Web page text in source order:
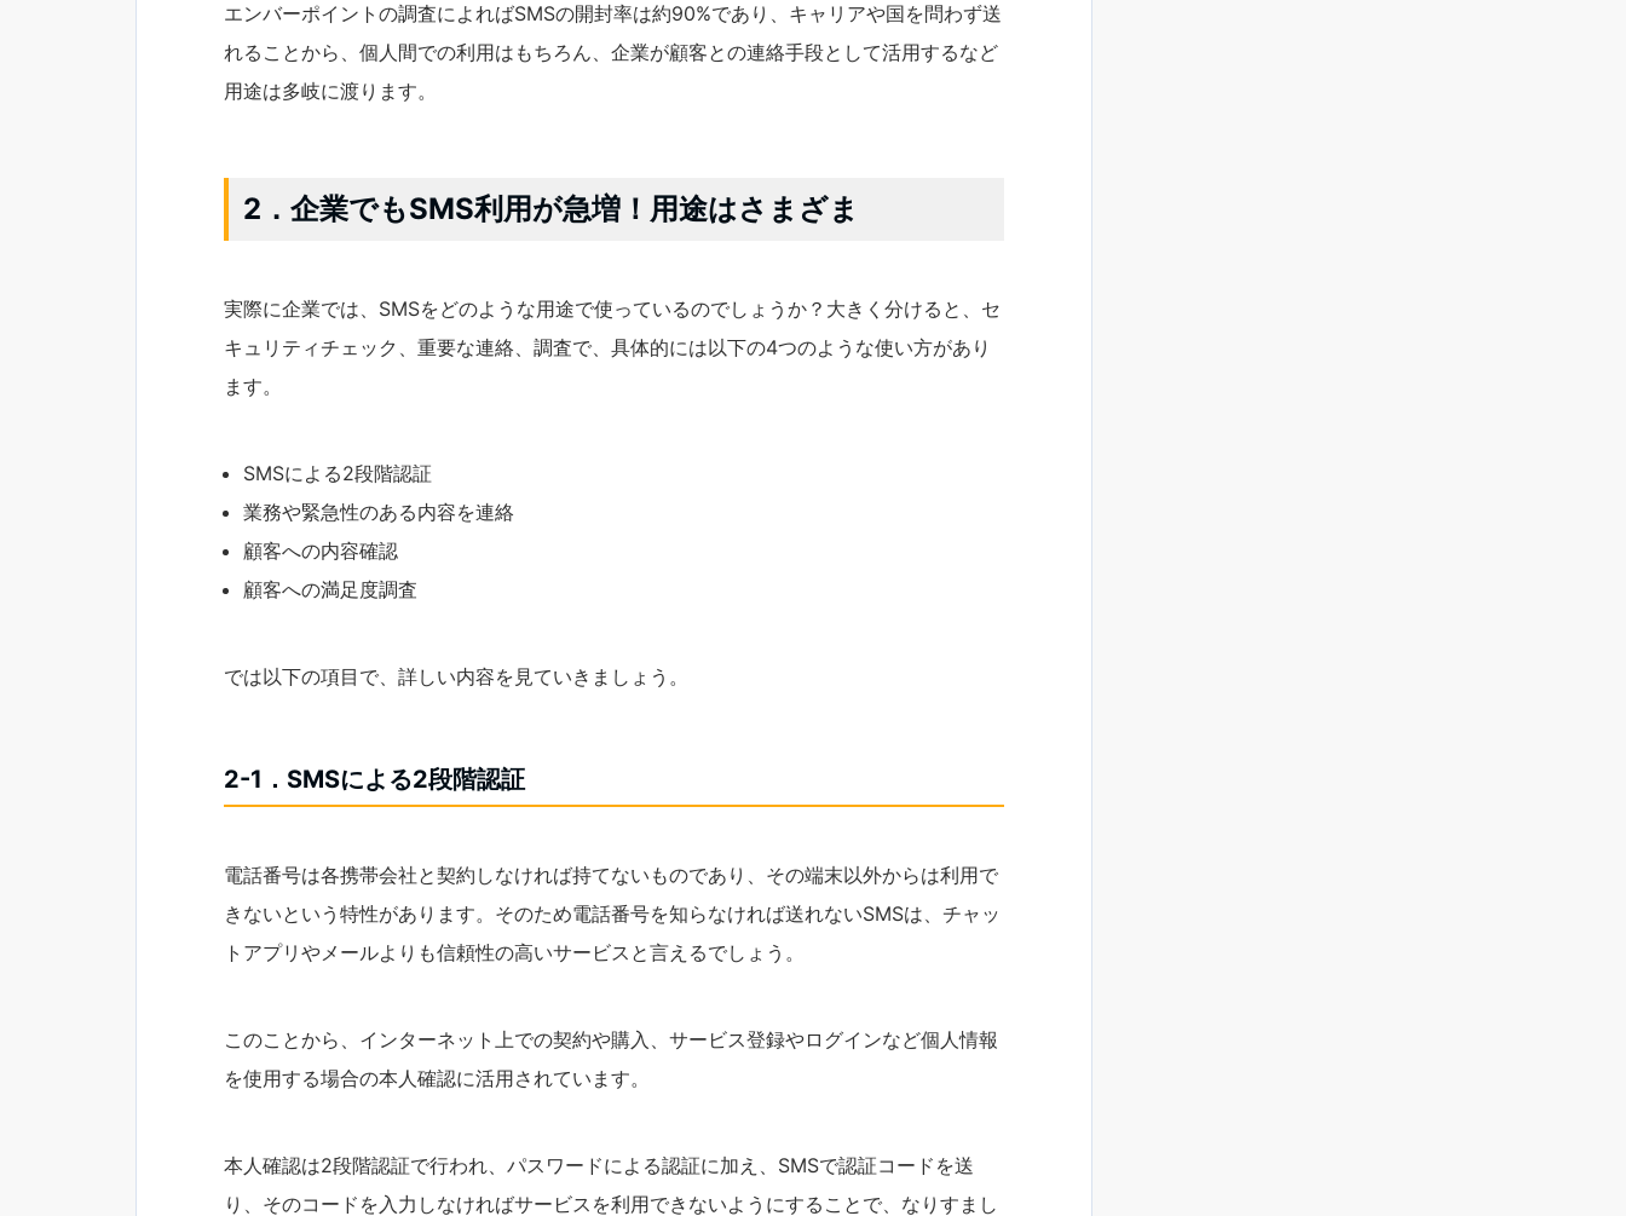
エンバーポイントの調査によればSMSの開封率は約90%であり、キャリアや国を問わず送
れることから、個人間での利用はもちろん、企業が顧客との連絡手段として活用するなど
用途は多岐に渡ります。
2．企業でもSMS利用が急増！用途はさまざま
実際に企業では、SMSをどのような用途で使っているのでしょうか？大きく分けると、セ
キュリティチェック、重要な連絡、調査で、具体的には以下の4つのような使い方があり
ます。
SMSによる2段階認証
業務や緊急性のある内容を連絡
顧客への内容確認
顧客への満足度調査
では以下の項目で、詳しい内容を見ていきましょう。
2-1．SMSによる2段階認証
電話番号は各携帯会社と契約しなければ持てないものであり、その端末以外からは利用で
きないという特性があります。そのため電話番号を知らなければ送れないSMSは、チャッ
トアプリやメールよりも信頼性の高いサービスと言えるでしょう。
このことから、インターネット上での契約や購入、サービス登録やログインなど個人情報
を使用する場合の本人確認に活用されています。
本人確認は2段階認証で行われ、パスワードによる認証に加え、SMSで認証コードを送
り、そのコードを入力しなければサービスを利用できないようにすることで、なりすまし